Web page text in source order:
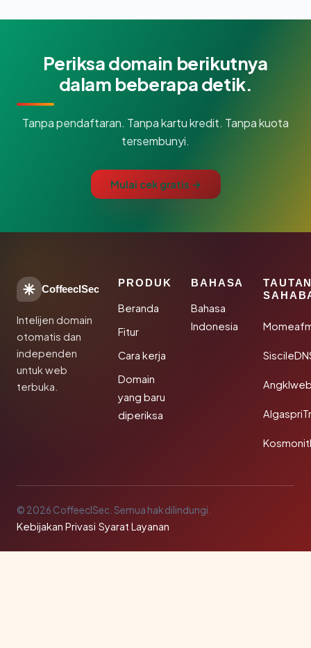
Periksa domain berikutnya
dalam beberapa detik.
Tanpa pendaftaran. Tanpa kartu kredit. Tanpa kuota
tersembunyi.
Mulai cek gratis →
CoffeeclSec
Intelijen domain
otomatis dan
independen
untuk web
terbuka.
PRODUK
Beranda
Fitur
Cara kerja
Domain
yang baru
diperiksa
BAHASA
Bahasa
Indonesia
© 2026 CoffeeclSec. Semua hak dilindungi.
Kebijakan Privasi·Syarat Layanan